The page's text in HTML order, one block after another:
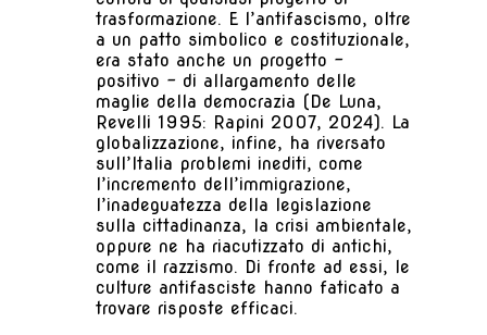
trasformazione. E l’antifascismo, oltre
a un patto simbolico e costituzionale,
era stato anche un progetto –
positivo – di allargamento delle
maglie della democrazia (De Luna,
Revelli 1995: Rapini 2007, 2024). La
globalizzazione, infine, ha riversato
sull’Italia problemi inediti, come
l’incremento dell’immigrazione,
l’inadeguatezza della legislazione
sulla cittadinanza, la crisi ambientale,
oppure ne ha riacutizzato di antichi,
come il razzismo. Di fronte ad essi, le
culture antifasciste hanno faticato a
trovare risposte efficaci.